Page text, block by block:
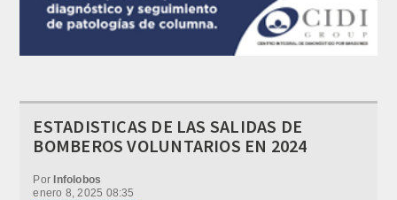
ESTADISTICAS DE LAS SALIDAS DE
BOMBEROS VOLUNTARIOS EN 2024
PorInfolobos
enero 8, 2025 08:35